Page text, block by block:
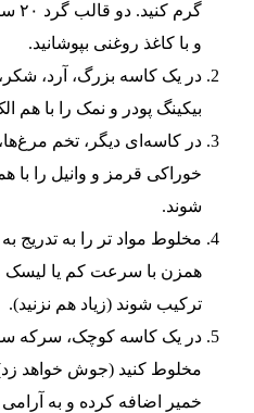
و با کاغذ روغنی بپوشانید.
در یک کاسه بزرگ، آرد،
بیکینگ پودر و نمک را با هم
در کاسه‌ای دیگر، تخم
خوراکی قرمز و وانیل را با
شوند.
مخلوط مواد تر را به تدریج
همزن با سرعت کم یا لیسک
ترکیب شوند (زیاد هم نزنید).
در یک کاسه کوچک، سرکه
مخلوط کنید (جوش خواهد
خمیر اضافه کرده و به آرامی